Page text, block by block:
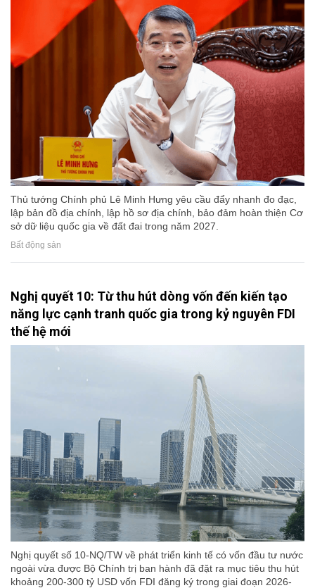
Thủ tướng Chính phủ Lê Minh Hưng yêu cầu đẩy nhanh đo đạc,
lập bản đồ địa chính, lập hồ sơ địa chính, bảo đảm hoàn thiện Cơ
sở dữ liệu quốc gia về đất đai trong năm 2027.
Bất động sản
Nghị quyết 10: Từ thu hút dòng vốn đến kiến tạo
năng lực cạnh tranh quốc gia trong kỷ nguyên FDI
thế hệ mới
Nghị quyết số 10-NQ/TW về phát triển kinh tế có vốn đầu tư nước
ngoài vừa được Bộ Chính trị ban hành đã đặt ra mục tiêu thu hút
khoảng 200-300 tỷ USD vốn FDI đăng ký trong giai đoạn 2026-